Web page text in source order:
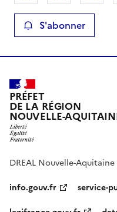
S'abonner
PRÉFET
DE LA RÉGION
NOUVELLE-
DREAL Nouvelle-Aquitaine
info.gouv.fr
service-